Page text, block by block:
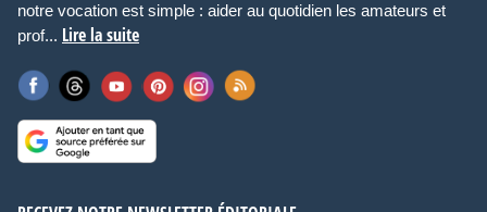
notre vocation est simple : aider au quotidien les amateurs et
prof... Lire la suite